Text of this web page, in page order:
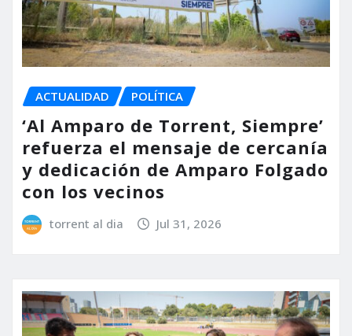
ACTUALIDAD POLÍTICA
‘Al Amparo de Torrent, Siempre’
refuerza el mensaje de cercanía
y dedicación de Amparo Folgado
con los vecinos
torrent al dia Jul 31, 2026